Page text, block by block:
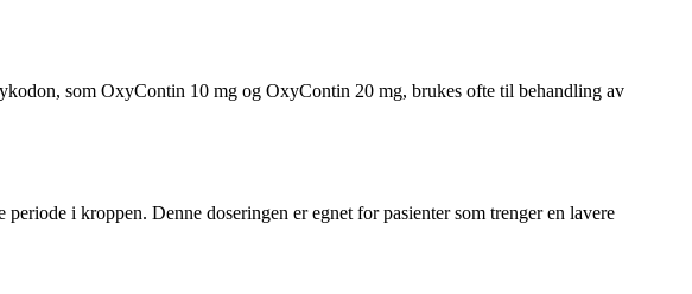
som OxyContin 10 mg og OxyContin 20 mg, brukes ofte til behandling av
i kroppen. Denne doseringen er egnet for pasienter som trenger en lavere